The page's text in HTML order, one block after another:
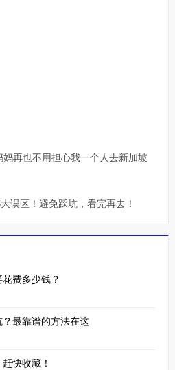
再也不用担心我一个人去新加坡
误区！避免踩坑，看完再去！
费多少钱？
？最靠谱的方法在这
快收藏！